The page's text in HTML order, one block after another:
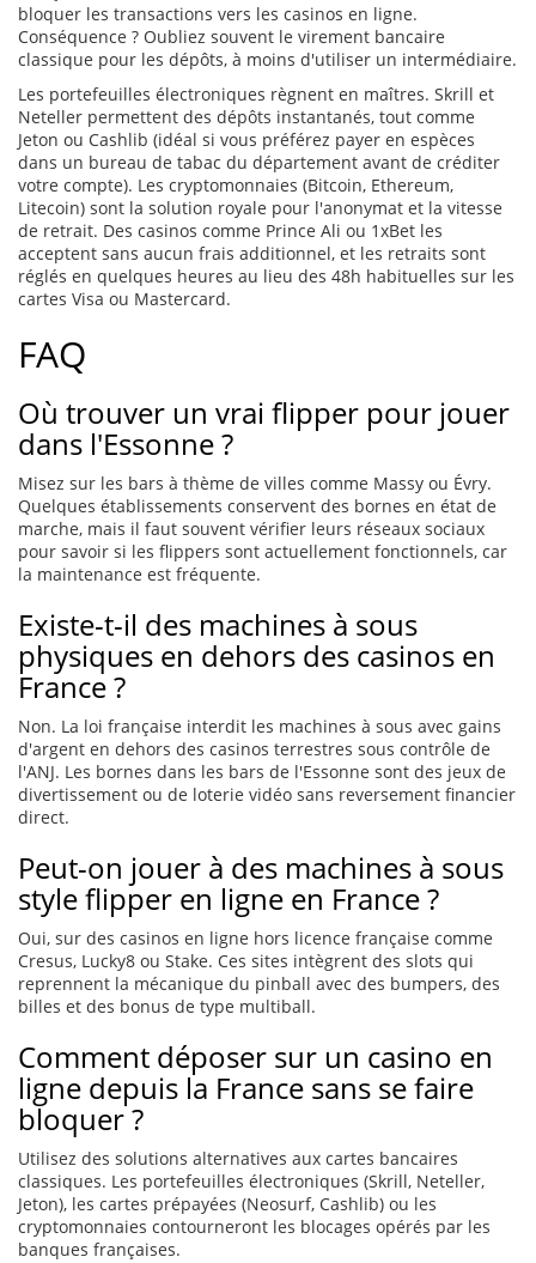
bloquer les transactions vers les casinos en ligne.
Conséquence ? Oubliez souvent le virement bancaire
classique pour les dépôts, à moins d'utiliser un intermédiaire.
Les portefeuilles électroniques règnent en maîtres. Skrill et
Neteller permettent des dépôts instantanés, tout comme
Jeton ou Cashlib (idéal si vous préférez payer en espèces
dans un bureau de tabac du département avant de créditer
votre compte). Les cryptomonnaies (Bitcoin, Ethereum,
Litecoin) sont la solution royale pour l'anonymat et la vitesse
de retrait. Des casinos comme Prince Ali ou 1xBet les
acceptent sans aucun frais additionnel, et les retraits sont
réglés en quelques heures au lieu des 48h habituelles sur les
cartes Visa ou Mastercard.
FAQ
Où trouver un vrai flipper pour jouer
dans l'Essonne ?
Misez sur les bars à thème de villes comme Massy ou Évry.
Quelques établissements conservent des bornes en état de
marche, mais il faut souvent vérifier leurs réseaux sociaux
pour savoir si les flippers sont actuellement fonctionnels, car
la maintenance est fréquente.
Existe-t-il des machines à sous
physiques en dehors des casinos en
France ?
Non. La loi française interdit les machines à sous avec gains
d'argent en dehors des casinos terrestres sous contrôle de
l'ANJ. Les bornes dans les bars de l'Essonne sont des jeux de
divertissement ou de loterie vidéo sans reversement financier
direct.
Peut-on jouer à des machines à sous
style flipper en ligne en France ?
Oui, sur des casinos en ligne hors licence française comme
Cresus, Lucky8 ou Stake. Ces sites intègrent des slots qui
reprennent la mécanique du pinball avec des bumpers, des
billes et des bonus de type multiball.
Comment déposer sur un casino en
ligne depuis la France sans se faire
bloquer ?
Utilisez des solutions alternatives aux cartes bancaires
classiques. Les portefeuilles électroniques (Skrill, Neteller,
Jeton), les cartes prépayées (Neosurf, Cashlib) ou les
cryptomonnaies contourneront les blocages opérés par les
banques françaises.